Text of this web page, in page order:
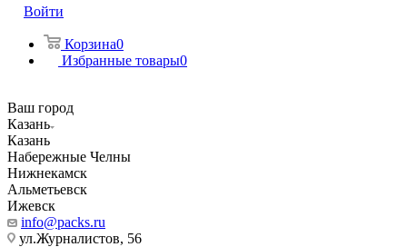
Войти
Корзина0
Избранные товары0
Ваш город
Казань
Казань
Набережные Челны
Нижнекамск
Альметьевск
Ижевск
info@packs.ru
ул.Журналистов, 56